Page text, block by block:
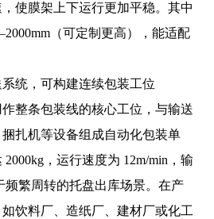
使膜架上下运行更加平稳。其中
（可定制更高），能适配
统，可构建连续包装工位
整条包装线的核心工位，与输送
扎机等设备组成自动化包装单
，运行速度为 12m/min，输
频繁周转的托盘出库场景。在产
饮料厂、造纸厂、建材厂或化工